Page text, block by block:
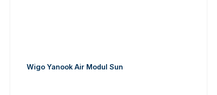
Wigo Yanook Air Modul Sun